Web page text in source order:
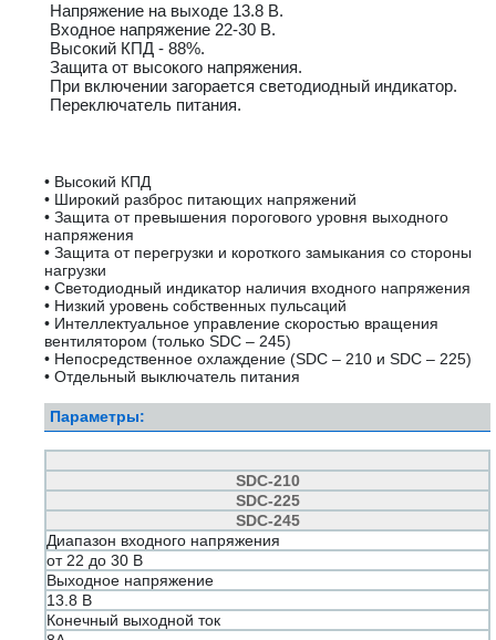
Напряжение на выходе 13.8 В.
Входное напряжение 22-30 В.
Высокий КПД - 88%.
Защита от высокого напряжения.
При включении загорается светодиодный индикатор.
Переключатель питания.
• Высокий КПД
• Широкий разброс питающих напряжений
• Защита от превышения порогового уровня выходного
напряжения
• Защита от перегрузки и короткого замыкания со стороны
нагрузки
• Светодиодный индикатор наличия входного напряжения
• Низкий уровень собственных пульсаций
• Интеллектуальное управление скоростью вращения
вентилятором (только SDC – 245)
• Непосредственное охлаждение (SDC – 210 и SDC – 225)
• Отдельный выключатель питания
Параметры:
SDC-210
SDC-225
SDC-245
Диапазон входного напряжения
от 22 до 30 В
Выходное напряжение
13.8 В
Конечный выходной ток